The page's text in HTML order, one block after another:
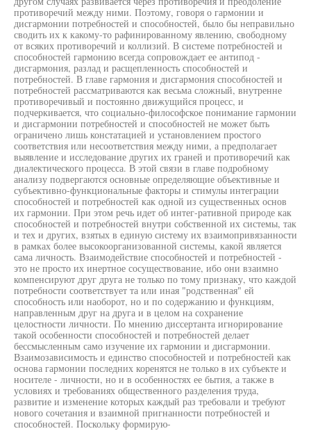
противоречий между ними. Поэтому, говоря о гармонии и
дисгармонии потребностей и способностей, было бы неправильно
сводить их к какому-то рафинированному явлению, свободному
от всяких противоречий и коллизий. В системе потребностей и
способностей гармонию всегда сопровождает ее антипод -
дисгармония, разлад и расщепленность способностей и
потребностей. В главе гармония и дисгармония способностей и
потребностей рассматриваются как весьма сложный, внутренне
противоречивый и постоянно движущийся процесс, и
подчеркивается, что социально-философское понимание гармонии
и дисгармонии потребностей и способностей не может быть
ограничено лишь констатацией и установлением простого
соответствия или несоответствия между ними, а предполагает
выявление и исследование других их граней и противоречий как
диалектического процесса. В этой связи в главе подробному
анализу подвергаются основные определяющие объективные и
субъективно-функциональные факторы и стимулы интеграции
способностей и потребностей как одной из существенных основ
их гармонии. При этом речь идет об интег-ративной природе как
способностей и потребностей внутри собственной их системы, так
и тех и других, взятых в единую систему их взаимопривязанности
в рамках более высокоорганизованной системы, какой является
сама личность. Взаимодействие способностей и потребностей -
это не просто их инертное сосуществование, ибо они взаимно
компенсируют друг друга не только по тому признаку, что каждой
потребности соответствует та или иная "родственная" ей
способность или наоборот, но и по содержанию и функциям,
направленным друг на друга и в целом на сохранение
целостности личности. По мнению диссертанта игнорирование
такой особенности способностей и потребностей делает
бессмысленным само изучение их гармонии и дисгармонии.
Взаимозависимость и единство способностей и потребностей как
основа гармонии последних коренятся не только в их субъекте и
носителе - личности, но и в особенностях ее бытия, а также в
условиях и требованиях общественного разделения труда,
развитие и изменение которых каждый раз требовали и требуют
нового сочетания и взаимной пригнанности потребностей и
способностей. Поскольку формирую-